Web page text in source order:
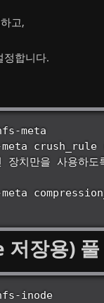
고,
정합니다.
만을 사용하도
장용) 풀